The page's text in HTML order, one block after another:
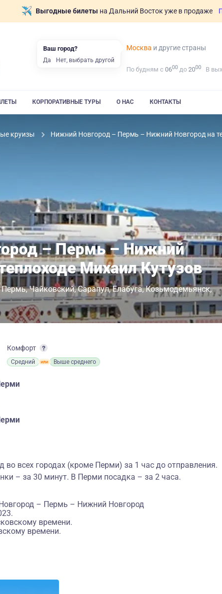
Выгодные билеты на Дальний Восток уже в продаже
Москва и другие страны
По будням с 0600 до 2000 В
КОРПОРАТИВНЫЕ ТУРЫ О НАС КОНТАКТЫ
круизы Нижний Новгород – Пермь – Нижний Новгород на
– Пермь – Нижний
Михаил Кутузов
Пермь Чайковский Сарапул Елабуга Козьмодемьянск
Комфорт
Средний Выше среднего
во всех городах (кроме Перми) за 1 час до отправления.
– за 30 минут. В Перми посадка – за 2 часа.
– Пермь – Нижний Новгород
времени.
времени.
Ваш город?
Да Нет, выбрать другой